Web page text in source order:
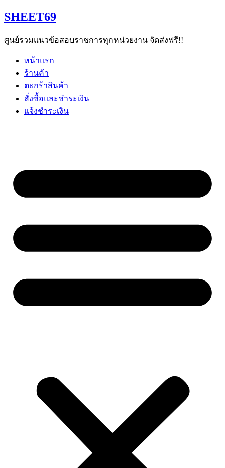
Skip
to
SHEET69
ศูนย์รวมแนวข้อสอบราชการทุกหน่วยงาน จัดส่งฟรี!!
หน้าแรก
ร้านค้า
ตะกร้าสินค้า
สั่งซื้อและชำระเงิน
แจ้งชำระเงิน